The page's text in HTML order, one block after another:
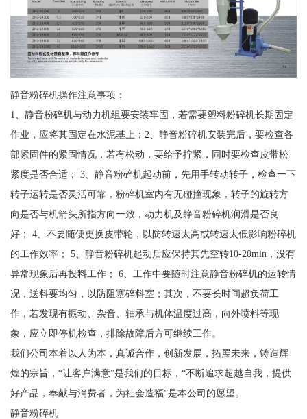
静音粉碎机操作注意事项：
1、静音粉碎机与动力机组要安装牢固，若需要塑料粉碎机长期固定
作业，应将其固定在水泥基上；2、静音粉碎机安装完后，要检查各
部紧固件的紧固情况，若有松动，要给予拧紧，同时要检查皮带松
紧度是否合适； 3、静音粉碎机起动前，先用手转动转子，检查一下
转子运转是否灵活可靠，粉碎机室内有无碰撞现象，转子的旋转方
向是否与机箭头所指方向一致，动力机及静音粉碎机润滑是否良
好； 4、不要随便更换皮带轮，以防转速太高或转速太低影响粉碎机
的工作效率； 5、静音粉碎机起动后应保持其先空转10-20min，没有
异常现象后再投料工作； 6、工作中要随时注意静音粉碎机的运转情
况，送料要均匀，以防阻塞碎料室；其次，不要长时间超负荷工
作，若发现有振动、杂音、轴承与机体温度过高，向外喷料等现
象，应立即停机检查，排除故障后方可继续工作。
我们公司本着以人为本，真诚合作，创新发展，拓展未来，铸造辉
煌的宗旨，“让客户满意”是我们的目标，“不断追求超越自我，提供
好产品，奉献与消费者，为社会造福”是本公司的愿望。
静音粉碎机